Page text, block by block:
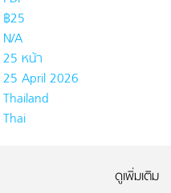
฿25
N/A
25 หน้า
25 April 2026
Thailand
Thai
ดูเพิ่มเติม